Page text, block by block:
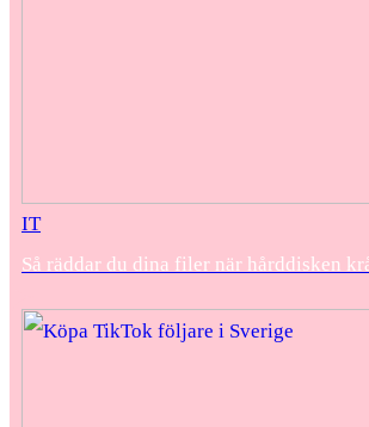
IT
Så räddar du dina filer när hårddisken